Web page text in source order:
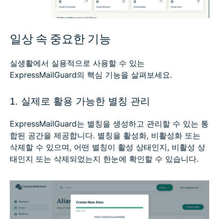
일상 속 중요한 기능
실생활에서 실용적으로 사용할 수 있는
ExpressMailGuard의 핵심 기능을 살펴보세요.
1. 실제로 활용 가능한 별칭 관리
ExpressMailGuard는 별칭을 생성하고 관리할 수 있는 통
합된 공간을 제공합니다. 별칭을 활성화, 비활성화 또는
삭제할 수 있으며, 어떤 별칭이 활성 상태인지, 비활성 상
태인지 또는 삭제되었는지 한눈에 확인할 수 있습니다.